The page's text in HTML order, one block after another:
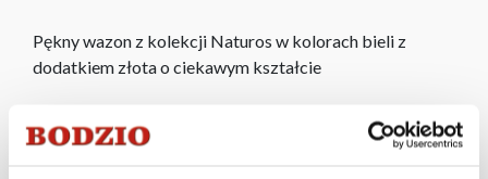
Pękny wazon z kolekcji Naturos w kolorach bieli z
dodatkiem złota o ciekawym kształcie
Każde zmówienie złożone w sklepie stacjonarnym
dostarczymy do 3 dni roboczych na terenie całej Polski.